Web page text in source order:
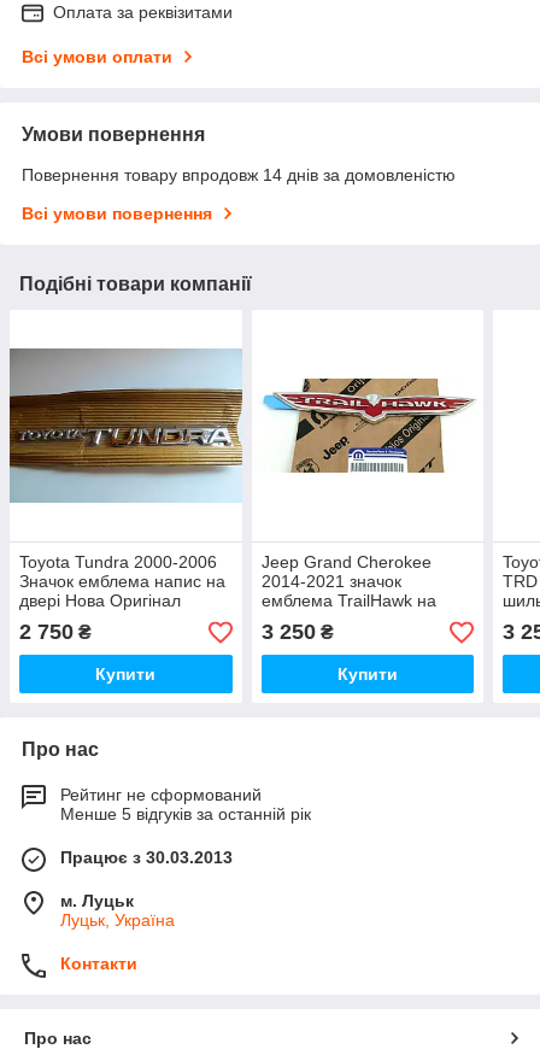
Оплата за реквізитами
Всі умови оплати
Умови повернення
Повернення товару впродовж 14 днів за домовленістю
Всі умови повернення
Подібні товари компанії
Toyota Tundra 2000-2006
Значок емблема напис на
двері Нова Оригінал
2 750 ₴
Купити
Jeep Grand Cherokee
2014-2021 значок
емблема TrailHawk на
багажник кришку
багажника Нова Оригінал
3 250₴
Купити
3
Про нас
Рейтинг не сформований
Менше 5 відгуків за останній рік
Працює з 30.03.2013
м. Луцьк
Луцьк, Україна
Контакти
Про нас